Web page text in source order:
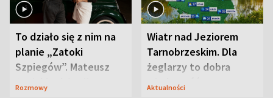
To działo się z nim na
planie „Zatoki
Szpiegów”. Mateusz
Janicki odsłonił
Rozmowy
Wiatr nad Jeziorem
Tarnobrzeskim. Dla
żeglarzy to dobra
wiadomość
Aktualności